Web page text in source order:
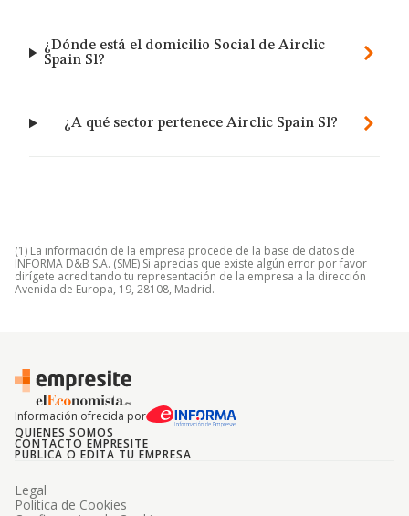
¿Dónde está el domicilio Social de Airclic
Spain Sl?
¿A qué sector pertenece Airclic Spain Sl?
(1) La información de la empresa procede de la base de datos de
INFORMA D&B S.A. (SME) Si aprecias que existe algún error por favor
dirígete acreditando tu representación de la empresa a la dirección
Avenida de Europa, 19, 28108, Madrid.
Información ofrecida por
QUIENES SOMOS
CONTACTO EMPRESITE
PUBLICA O EDITA TU EMPRESA
Legal
Politica de Cookies